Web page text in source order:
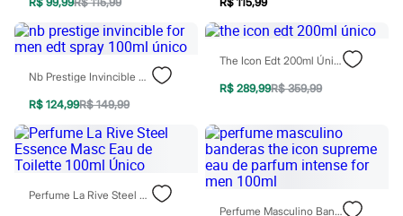
Cuecas
Meias
Pijamas
Moda praia
Biquínis e Maiôs
Blusas de proteção
Sungas
Personagens
Bluey
Disney
Hello Kitty
Minecraft
Nb Prestige Invincible For Men Edt Spray 100ml Único
R$ 124,99R$ 149,99
The Icon Edt 200ml Único
R$ 289,99R$ 359,99
Perfume La Rive Steel Essence Masc Eau De Toilette 100ml Único
Perfume Masculino Banderas The Icon Supreme Eau De Parfum Intense For Men 100ml